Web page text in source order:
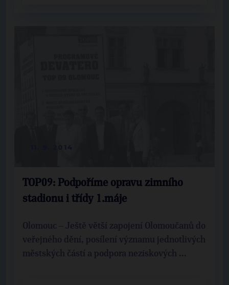
TOP09: Podpoříme opravu zimního
stadionu i třídy 1.máje
Olomouc – Ještě větší zapojení Olomoučanů do
veřejného dění, posílení významu jednotlivých
městských částí a podpora neziskových ...